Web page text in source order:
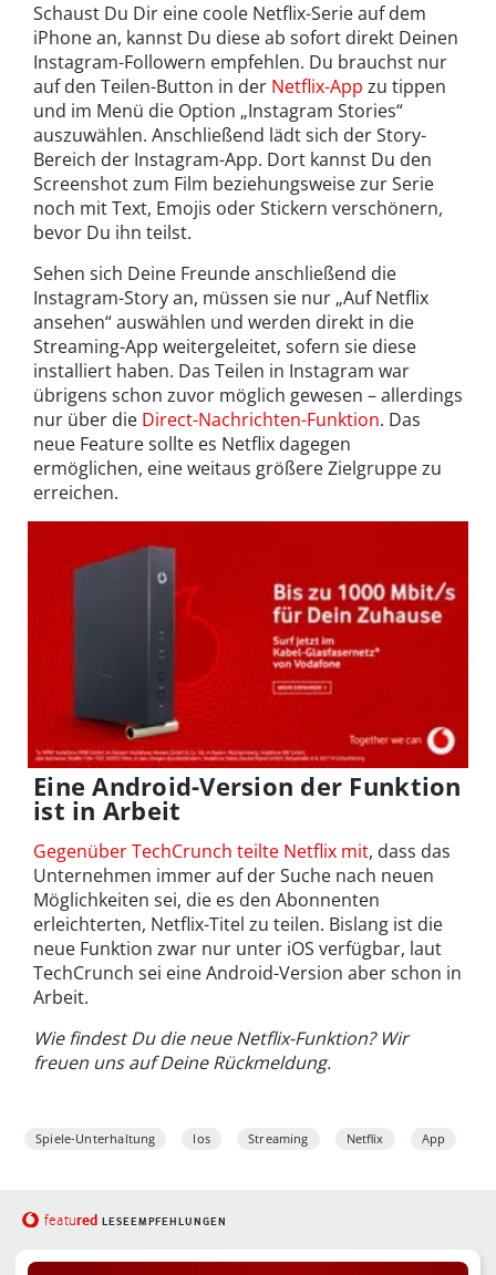
Schaust Du Dir eine coole Netflix-Serie auf dem
iPhone an, kannst Du diese ab sofort direkt Deinen
Instagram-Followern empfehlen. Du brauchst nur
auf den Teilen-Button in der Netflix-App zu tippen
und im Menü die Option „Instagram Stories“
auszuwählen. Anschließend lädt sich der Story-
Bereich der Instagram-App. Dort kannst Du den
Screenshot zum Film beziehungsweise zur Serie
noch mit Text, Emojis oder Stickern verschönern,
bevor Du ihn teilst.
Sehen sich Deine Freunde anschließend die
Instagram-Story an, müssen sie nur „Auf Netflix
ansehen“ auswählen und werden direkt in die
Streaming-App weitergeleitet, sofern sie diese
installiert haben. Das Teilen in Instagram war
übrigens schon zuvor möglich gewesen – allerdings
nur über die Direct-Nachrichten-Funktion. Das
neue Feature sollte es Netflix dagegen
ermöglichen, eine weitaus größere Zielgruppe zu
erreichen.
Eine Android-Version der Funktion
ist in Arbeit
Gegenüber TechCrunch teilte Netflix mit, dass das
Unternehmen immer auf der Suche nach neuen
Möglichkeiten sei, die es den Abonnenten
erleichterten, Netflix-Titel zu teilen. Bislang ist die
neue Funktion zwar nur unter iOS verfügbar, laut
TechCrunch sei eine Android-Version aber schon in
Arbeit.
Wie findest Du die neue Netflix-Funktion? Wir
freuen uns auf Deine Rückmeldung.
Spiele-Unterhaltung Ios Streaming Netflix App
featured LESEEMPFEHLUNGEN